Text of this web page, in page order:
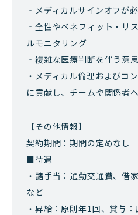
‐メディカルサインオフが
‐全性やベネフィット・リ
ルモニタリング
‐複雑な医療判断を伴う意
・メディカル倫理およびコ
に貢献し、チームや関係者
【その他情報】
契約期間：期間の定めなし
■待遇
・諸手当：通勤交通費、借
など
・昇給：原則年1回、賞与